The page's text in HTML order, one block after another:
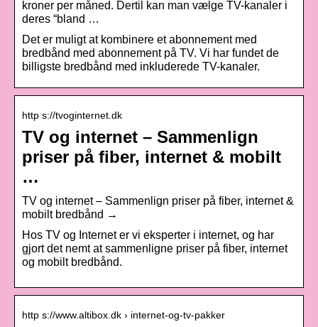
kroner per måned. Dertil kan man vælge TV-kanaler i
deres “bland …
Det er muligt at kombinere et abonnement med
bredbånd med abonnement på TV. Vi har fundet de
billigste bredbånd med inkluderede TV-kanaler.
http s://tvoginternet.dk
TV og internet – Sammenlign
priser på fiber, internet & mobilt
…
TV og internet – Sammenlign priser på fiber, internet &
mobilt bredbånd →
Hos TV og Internet er vi eksperter i internet, og har
gjort det nemt at sammenligne priser på fiber, internet
og mobilt bredbånd.
http s://www.altibox.dk › internet-og-tv-pakker